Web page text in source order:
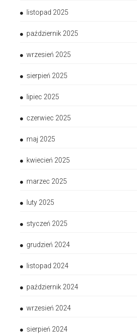
listopad 2025
październik 2025
wrzesień 2025
sierpień 2025
lipiec 2025
czerwiec 2025
maj 2025
kwiecień 2025
marzec 2025
luty 2025
styczeń 2025
grudzień 2024
listopad 2024
październik 2024
wrzesień 2024
sierpień 2024